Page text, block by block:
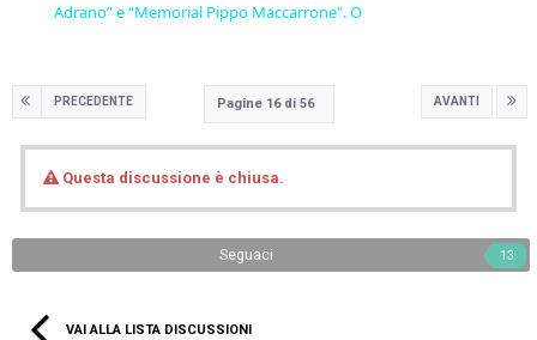
Adrano” e “Memorial Pippo Maccarrone". O
PRECEDENTE AVANTI
Pagine 16 di 56
Questa discussione è chiusa.
Seguaci 13
VAI ALLA LISTA DISCUSSIONI